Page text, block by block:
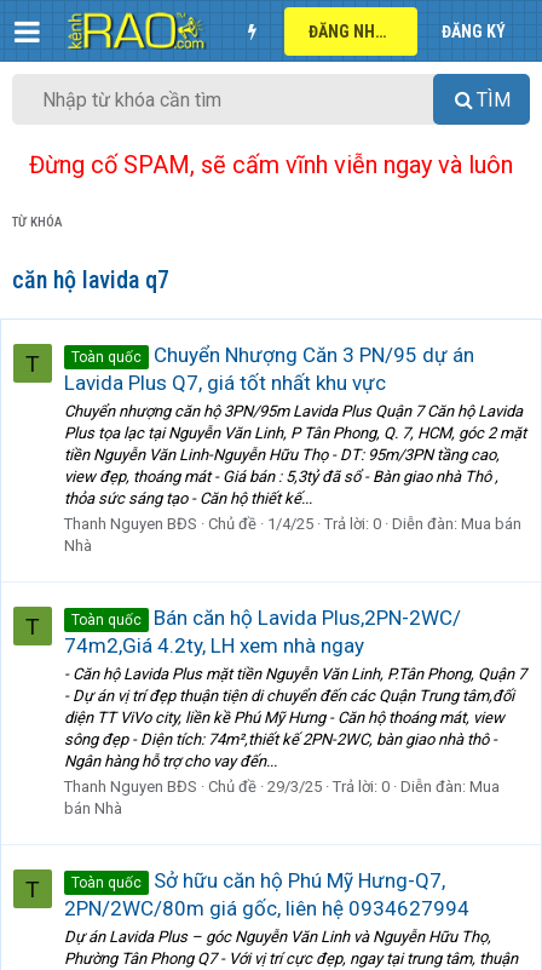
ĐĂNG NHẬP ĐĂNG KÝ
TÌM
Đừng cố SPAM, sẽ cấm vĩnh viễn ngay và luôn
TỪ KHÓA
căn hộ lavida q7
T Toàn quốc
Chuyển Nhượng Căn 3 PN/95 dự án
Lavida Plus Q7, giá tốt nhất khu vực
Chuyển nhượng căn hộ 3PN/95m Lavida Plus Quận 7 Căn hộ Lavida
Plus tọa lạc tại Nguyễn Văn Linh, P Tân Phong, Q. 7, HCM, góc 2 mặt
tiền Nguyễn Văn Linh-Nguyễn Hữu Thọ - DT: 95m/3PN tầng cao,
view đẹp, thoáng mát - Giá bán : 5,3tỷ đã sổ - Bàn giao nhà Thô ,
thỏa sức sáng tạo - Căn hộ thiết kế...
Thanh Nguyen BĐS
Chủ đề 1/4/25 Trả lời: 0 Diễn đàn: Mua bán
Nhà
T Toàn quốc
Bán căn hộ Lavida Plus,2PN-2WC/
74m2,Giá 4.2ty, LH xem nhà ngay
- Căn hộ Lavida Plus mặt tiền Nguyễn Văn Linh, P.Tân Phong, Quận 7
- Dự án vị trí đẹp thuận tiện di chuyển đến các Quận Trung tâm,đối
diện TT ViVo city, liền kề Phú Mỹ Hưng - Căn hộ thoáng mát, view
sông đẹp - Diện tích: 74m²,thiết kế 2PN-2WC, bàn giao nhà thô -
Ngân hàng hỗ trợ cho vay đến...
Thanh Nguyen BĐS
Chủ đề 29/3/25 Trả lời: 0 Diễn đàn: Mua
bán Nhà
T Toàn quốc
Sở hữu căn hộ Phú Mỹ Hưng-Q7,
2PN/2WC/80m giá gốc, liên hệ 0934627994
Dự án Lavida Plus – góc Nguyễn Văn Linh và Nguyễn Hữu Thọ,
Phường Tân Phong Q7 - Với vị trí cực đẹp, ngay tại trung tâm, thuận